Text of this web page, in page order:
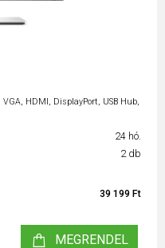
HDMI, DisplayPort, USB Hub,
24 hó.
2 db
39 199 Ft
MEGRENDEL